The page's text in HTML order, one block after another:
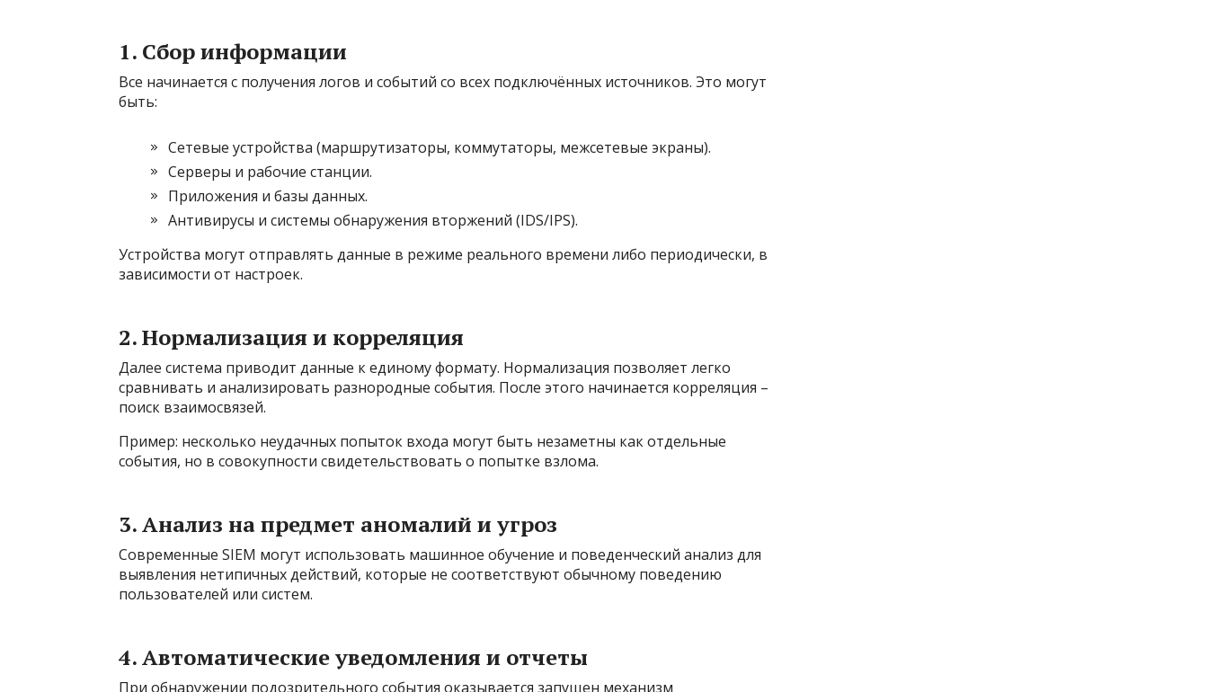
1. Сбор информации
Все начинается с получения логов и событий со всех подключённых источников. Это могут
быть:
Сетевые устройства (маршрутизаторы, коммутаторы, межсетевые экраны).
Серверы и рабочие станции.
Приложения и базы данных.
Антивирусы и системы обнаружения вторжений (IDS/IPS).
Устройства могут отправлять данные в режиме реального времени либо периодически, в
зависимости от настроек.
2. Нормализация и корреляция
Далее система приводит данные к единому формату. Нормализация позволяет легко
сравнивать и анализировать разнородные события. После этого начинается корреляция –
поиск взаимосвязей.
Пример: несколько неудачных попыток входа могут быть незаметны как отдельные
события, но в совокупности свидетельствовать о попытке взлома.
3. Анализ на предмет аномалий и угроз
Современные SIEM могут использовать машинное обучение и поведенческий анализ для
выявления нетипичных действий, которые не соответствуют обычному поведению
пользователей или систем.
4. Автоматические уведомления и отчеты
При обнаружении подозрительного события оказывается запущен механизм